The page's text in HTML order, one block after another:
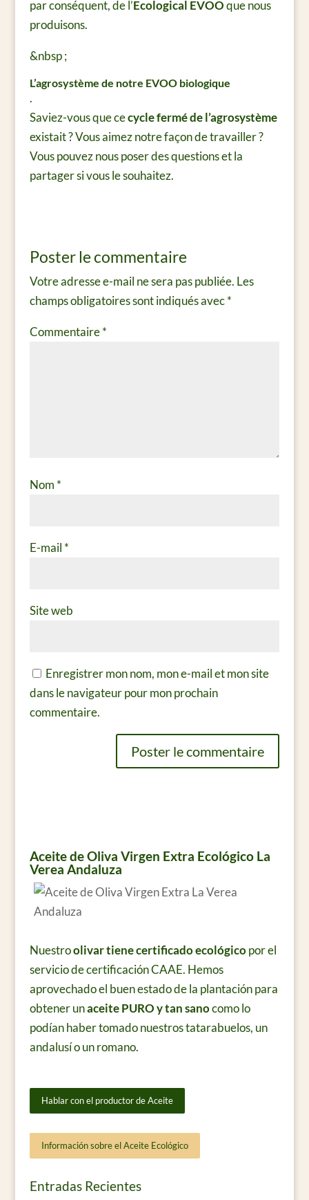
par conséquent, de l’Ecological EVOOque nous
produisons.
&nbsp ;
L’agrosystème de notre EVOO biologique
.
Saviez-vous que cecycle fermé de l’agrosystème
existait ? Vous aimez notre façon de travailler ?
Vous pouvez nous poser des questions et la
partager si vous le souhaitez.
Poster le commentaire
Votre adresse e-mail ne sera pas publiée. Les
champs obligatoires sont indiqués avec*
Commentaire*
Nom *
E-mail *
Site web
Enregistrer mon nom, mon e-mail et mon site
dans le navigateur pour mon prochain
commentaire.
Aceite de Oliva Virgen Extra Ecológico La
Verea Andaluza
Nuestroolivar tiene certificado ecológicopor el
servicio de certificación CAAE. Hemos
aprovechado el buen estado de la plantación para
obtener unaceite PURO y tan sanocomo lo
podían haber tomado nuestros tatarabuelos, un
andalusí o un romano.
Hablar con el productor de Aceite
Información sobre el Aceite Ecológico
Entradas Recientes